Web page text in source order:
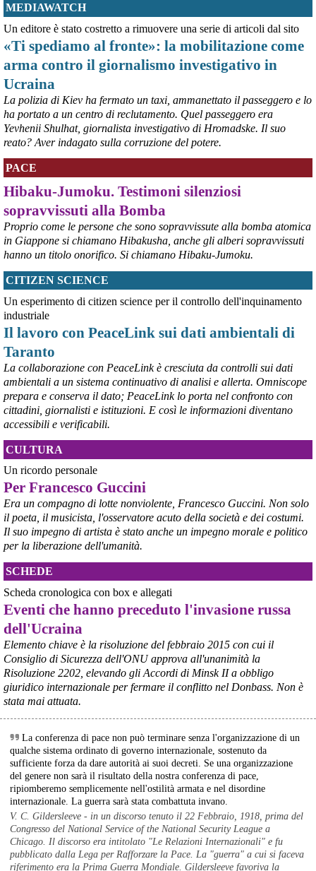
Oggi, 9 agosto, si celebra la Giornata internazionale dei popoli
indigeni, istituita dall'ONU nel 1994 per valorizzare il contributo
unico che essi danno alla diversità umana e promuovere la
protezione dei loro diritti umani e territoriali.
Dare visibilità ai gravi problemi che gli oltre 476 milioni di indigeni
devono affrontare a causa delle azioni predatorie altrui è
necessario per il loro futuro.
Survival International info@survival.it
dirittiglobali dirittiumani
@peacelink - 9/8/2026 10:46
Da Luisa Morgantini, presidente di AssopacePalestina (per contatti:
lmorgantiniassopace@gmail.com)
A Supino, in provincia di Frosinone, al centro di AssopacePalestina
"Bab el Sham" (la  porta del sole), dal 16 al 23 agosto 2026, 60
studentesse e studenti di Gaza, che hanno avuto scholarship da
diverse Universita' italiane, si incontreranno per conoscersi,
scambiare idee, essere di reciproco aiuto, per condividere la loro
situazione, i bisogni e le necessita'.
dirittiglobali Palestina
@peacelink - 9/8/2026 10:43
Ivrea, 232° Presidio per la Pace di Sabato 8° agosto 2026 - Report
fotografico
#pace #pcknews
@peacelink - 8/8/2026 9:16
L'OPAC SBN (Online Public Access Catalogue del Servizio
Bibliotecario Nazionale) è il catalogo collettivo che raccoglie il
patrimonio di oltre 7.500 biblioteche italiane (statali, universitarie, di
enti locali, scolastiche e di istituzioni pubbliche e private).
È lo strumento principale in Italia per cercare un libro, una rivista o
un altro documento e scoprire in quale biblioteca si trova.
#libri #cultura
MEDIAWATCH
Un editore è stato costretto a rimuovere una serie di articoli dal sito
«Ti spediamo al fronte»: la mobilitazione come
arma contro il giornalismo investigativo in
Ucraina
La polizia di Kiev ha fermato un taxi, ammanettato il passeggero e lo
ha portato a un centro di reclutamento. Quel passeggero era
Yevhenii Shulhat, giornalista investigativo di Hromadske. Il suo
reato? Aver indagato sulla corruzione del potere.
PACE
Hibaku-Jumoku. Testimoni silenziosi
sopravvissuti alla Bomba
Proprio come le persone che sono sopravvissute alla bomba atomica
in Giappone si chiamano Hibakusha, anche gli alberi sopravvissuti
hanno un titolo onorifico. Si chiamano Hibaku-Jumoku.
CITIZEN SCIENCE
Un esperimento di citizen science per il controllo dell'inquinamento
industriale
Il lavoro con PeaceLink sui dati ambientali di
Taranto
La collaborazione con PeaceLink è cresciuta da controlli sui dati
ambientali a un sistema continuativo di analisi e allerta. Omniscope
prepara e conserva il dato; PeaceLink lo porta nel confronto con
cittadini, giornalisti e istituzioni. E così le informazioni diventano
accessibili e verificabili.
CULTURA
Un ricordo personale
Per Francesco Guccini
Era un compagno di lotte nonviolente, Francesco Guccini. Non solo
il poeta, il musicista, l'osservatore acuto della società e dei costumi.
Il suo impegno di artista è stato anche un impegno morale e politico
per la liberazione dell'umanità.
SCHEDE
Scheda cronologica con box e allegati
Eventi che hanno preceduto l'invasione russa
dell'Ucraina
Elemento chiave è la risoluzione del febbraio 2015 con cui il
Consiglio di Sicurezza dell'ONU approva all'unanimità la
Risoluzione 2202, elevando gli Accordi di Minsk II a obbligo
giuridico internazionale per fermare il conflitto nel Donbass. Non è
stata mai attuata.
La conferenza di pace non può terminare senza l'organizzazione di un
qualche sistema ordinato di governo internazionale, sostenuto da
sufficiente forza da dare autorità ai suoi decreti. Se una organizzazione
del genere non sarà il risultato della nostra conferenza di pace,
ripiomberemo semplicemente nell'ostilità armata e nel disordine
internazionale. La guerra sarà stata combattuta invano.
V. C. Gildersleeve - in un discorso tenuto il 22 Febbraio, 1918, prima del
Congresso del National Service of the National Security League a
Chicago. Il discorso era intitolato "Le Relazioni Internazionali" e fu
pubblicato dalla Lega per Rafforzare la Pace. La "guerra" a cui si faceva
riferimento era la Prima Guerra Mondiale. Gildersleeve favoriva la